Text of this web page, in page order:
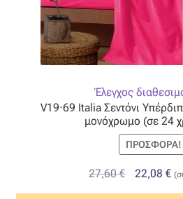
Έλεγχος
V19·69 Italia Σεντόνι
μονόχρωμο (σε 24
ΠΡΟΣΦΟΡΆ!
27,60€
Original
22,08 €Η